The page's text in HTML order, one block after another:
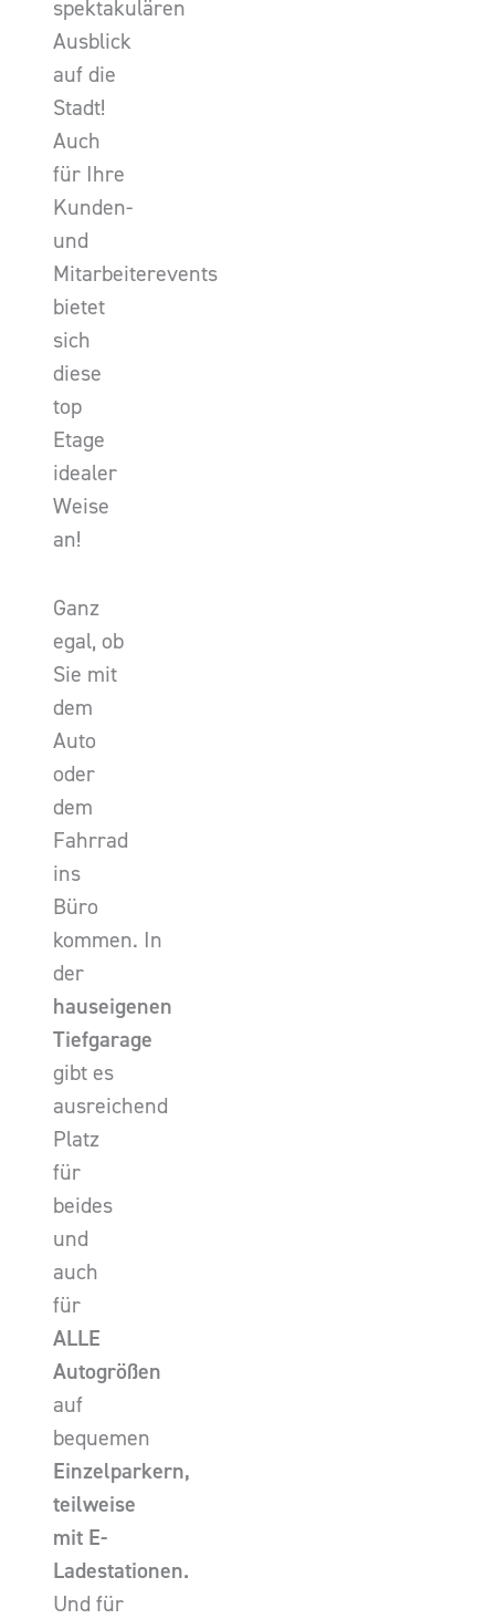
spektakulären
Ausblick
auf die
Stadt!
Auch
für Ihre
Kunden-
und
Mitarbeiterevents
bietet
sich
diese
top
Etage
idealer
Weise
an!
Ganz
egal, ob
Sie mit
dem
Auto
oder
dem
Fahrrad
ins
Büro
kommen. In
der
hauseigenen
Tiefgarage
gibt es
ausreichend
Platz
für
beides
und
auch
für
ALLE
Autogrößen
auf
bequemen
Einzelparkern,
teilweise
mit E-
Ladestationen.
Und für